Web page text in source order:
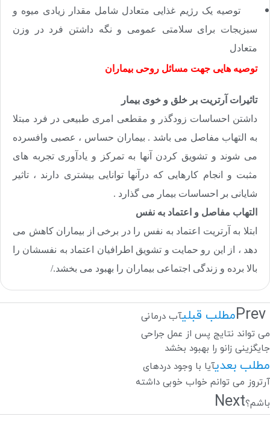
توصیه یک رژیم غذایی متعادل شامل مقدار زیادی میوه و
سبزیجات برای سلامتی عمومی و نگه داشتن فرد در وزن
متعادل
توصیه هایی جهت مسائل روحی بیماران
تاثیرات آرتریت بر خلق و خوی بیمار
داشتن احساسات زودگذر و مقطعی امری طبیعی در فرد مبتلا
به التهاب مفاصل می باشد . بیماران حساس ، عصبی وافسرده
می شوند و تشویق کردن آنها به تمرکز و یادآوری تجربه های
مثبت و انجام کارهایی که درآنها توانایی بیشتری دارند ، تاثیر
شایانی بر احساسات بیمار می گذارد .
التهاب مفاصل و اعتماد به نفس
ابتلا به آرتریت اعتماد به نفس را در برخی از بیماران کاهش می
دهد ، از این رو حمایت و تشویق اطرافیان اعتماد به نفسشان را
بالا برده و زندگی اجتماعی بیماران را بهبود می بخشد./
Prevمطلب قبلیآب درمانی
می تواند نتایج پس از عمل جراحی
جایگزینی زانو را بهبود بخشد
مطلب بعدیآیا با وجود دردهای
آرتروز می توانم خواب خوبی داشته
باشم؟Next